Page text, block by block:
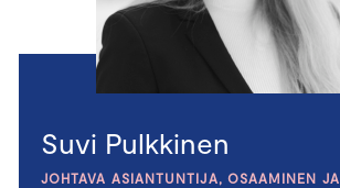
Suvi Pulkkinen
JOHTAVA ASIANTUNTIJA, OSAAMINEN JA